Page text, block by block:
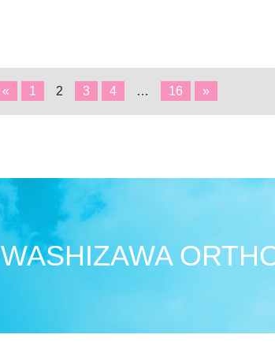
« 1 2 3 4 … 16 »
WASHIZAWA